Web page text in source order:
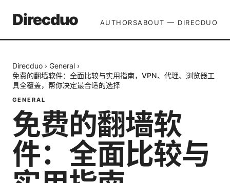
Direcduo AUTHORSABOUT — DIRECDUO
Direcduo › General ›
免费的翻墙软件：全面比较与实用指南，VPN、代理、浏览器工
具全覆盖，帮你决定最合适的选择
GENERAL
免费的翻墙软
件：全面比较与